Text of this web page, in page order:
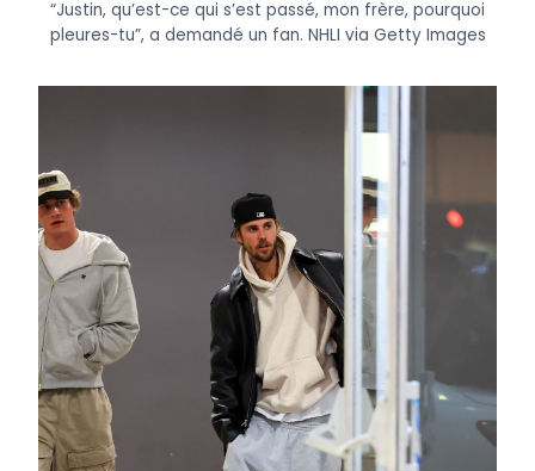
“Justin, qu’est-ce qui s’est passé, mon frère, pourquoi
pleures-tu”, a demandé un fan. NHLI via Getty Images